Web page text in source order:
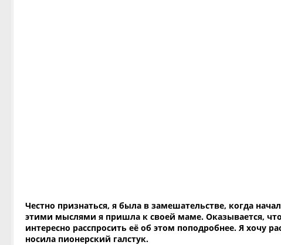
Честно признаться, я была в замешательстве, когда
этими мыслями я пришла к своей маме. Оказывается,
интересно расспросить её об этом поподробнее. Я хочу
носила пионерский галстук.